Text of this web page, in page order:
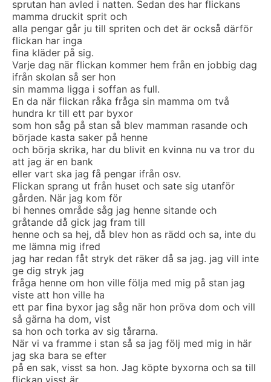
sprutan han avled i natten. Sedan des har flickans
mamma druckit sprit och
alla pengar går ju till spriten och det är också därför
flickan har inga
fina kläder på sig.
Varje dag när flickan kommer hem från en jobbig dag
ifrån skolan så ser hon
sin mamma ligga i soffan as full.
En da när flickan råka fråga sin mamma om två
hundra kr till ett par byxor
som hon såg på stan så blev mamman rasande och
började kasta saker på henne
och börja skrika, har du blivit en kvinna nu va tror du
att jag är en bank
eller vart ska jag få pengar ifrån osv.
Flickan sprang ut från huset och sate sig utanför
gården. När jag kom för
bi hennes område såg jag henne sitande och
gråtande då gick jag fram till
henne och sa hej, då blev hon as rädd och sa, inte du
me lämna mig ifred
jag har redan fåt stryk det räker då sa jag. jag vill inte
ge dig stryk jag
fråga henne om hon ville följa med mig på stan jag
viste att hon ville ha
ett par fina byxor jag såg när hon pröva dom och vill
så gärna ha dom, vist
sa hon och torka av sig tårarna.
När vi va framme i stan så sa jag följ med mig in här
jag ska bara se efter
på en sak, visst sa hon. Jag köpte byxorna och sa till
flickan visst är